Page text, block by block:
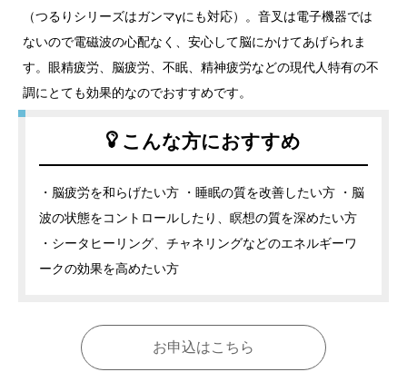
（つるりシリーズはガンマγにも対応）。音叉は電子機器では
ないので電磁波の心配なく、安心して脳にかけてあげられま
す。眼精疲労、脳疲労、不眠、精神疲労などの現代人特有の不
調にとても効果的なのでおすすめです。
こんな方におすすめ
・脳疲労を和らげたい方 ・睡眠の質を改善したい方 ・脳
波の状態をコントロールしたり、瞑想の質を深めたい方
・シータヒーリング、チャネリングなどのエネルギーワ
ークの効果を高めたい方
お申込はこちら